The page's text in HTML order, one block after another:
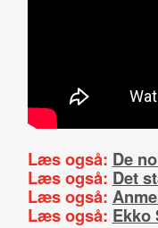
Læs også: De
Læs også: Det
Læs også:
Læs også: Ekko